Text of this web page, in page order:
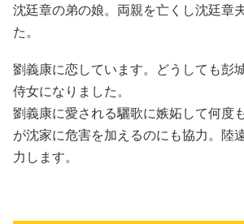
沈廷章の弟の娘。両親を亡くし沈廷章
た。
劉義康に恋しています。どうしても彭
侍女になりました。
劉義康に愛される驪歌に嫉妬して何度
が沈家に危害を加えるのにも協力。陸
力します。